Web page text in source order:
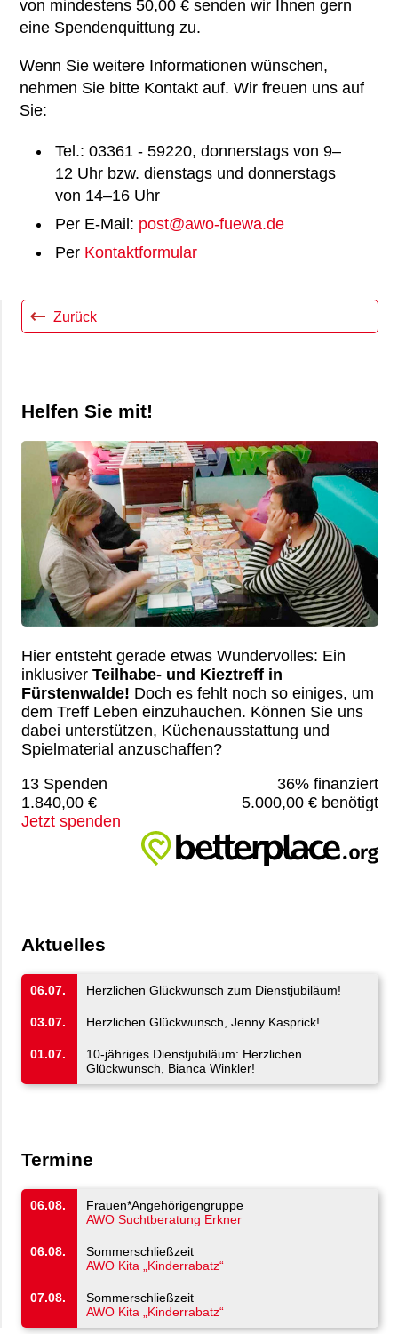
von mindestens 50,00 € senden wir Ihnen gern
eine Spendenquittung zu.
Wenn Sie weitere Informationen wünschen,
nehmen Sie bitte Kontakt auf. Wir freuen uns auf
Sie:
Tel.: 03361 - 59220, donnerstags von 9–
12 Uhr bzw. dienstags und donnerstags
von 14–16 Uhr
Per E-Mail: post@awo-fuewa.de
Per Kontaktformular
Zurück
Helfen Sie mit!
Hier entsteht gerade etwas Wundervolles: Ein
inklusiverTeilhabe- und Kieztreff in
Fürstenwalde! Doch es fehlt noch so einiges, um
dem Treff Leben einzuhauchen. Können Sie uns
dabei unterstützen, Küchenausstattung und
Spielmaterial anzuschaffen?
13 Spenden
36% finanziert
1.840,00 €
5.000,00 € benötigt
Jetzt spenden
Aktuelles
06.07. Herzlichen Glückwunsch zum Dienstjubiläum!
03.07. Herzlichen Glückwunsch, Jenny Kasprick!
01.07.
10-jähriges Dienstjubiläum: Herzlichen
Glückwunsch, Bianca Winkler!
Termine
06.08.
Frauen*Angehörigengruppe
AWO Suchtberatung Erkner
06.08.
Sommerschließzeit
AWO Kita „Kinderrabatz“
07.08.
Sommerschließzeit
AWO Kita „Kinderrabatz“